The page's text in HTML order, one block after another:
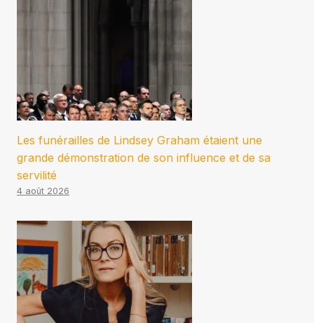
Les funérailles de Lindsey Graham étaient une
grande démonstration de son influence et de sa
servilité
4 août 2026